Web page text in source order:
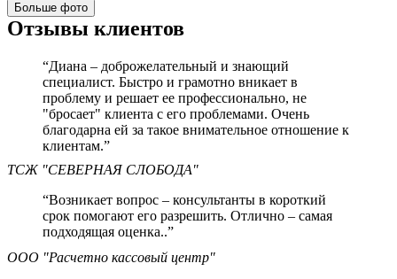
Больше фото
Отзывы клиентов
“Диана – доброжелательный и знающий
специалист. Быстро и грамотно вникает в
проблему и решает ее профессионально, не
"бросает" клиента с его проблемами. Очень
благодарна ей за такое внимательное отношение к
клиентам.”
ТСЖ "СЕВЕРНАЯ СЛОБОДА"
“Возникает вопрос – консультанты в короткий
срок помогают его разрешить. Отлично – самая
подходящая оценка..”
ООО "Расчетно кассовый центр"